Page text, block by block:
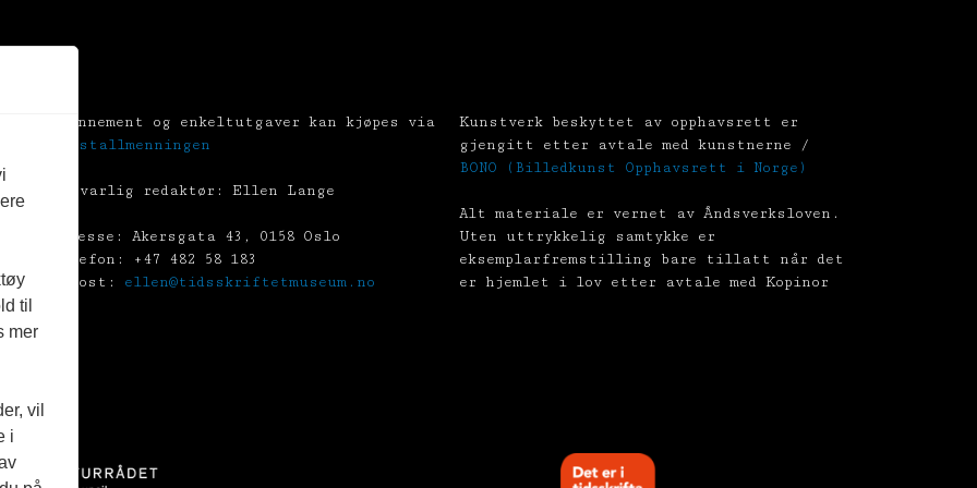
Abonnement og enkeltutgaver kan kjøpes via
Tekstallmenningen
Ansvarlig redaktør: Ellen Lange
Adresse: Akersgata 43, 0158 Oslo
Telefon: +47 482 58 183
E-post: ellen@tidsskriftetmuseum.no
Kunstverk beskyttet av opphavsrett er
gjengitt etter avtale med kunstnerne /
BONO (Billedkunst Opphavsrett i Norge)
Alt materiale er vernet av Åndsverksloven.
Uten uttrykkelig samtykke er
eksemplarfremstilling bare tillatt når det
er hjemlet i lov etter avtale med Kopinor
til
mer
vil
i